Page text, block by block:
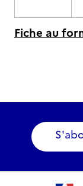
Fiche au